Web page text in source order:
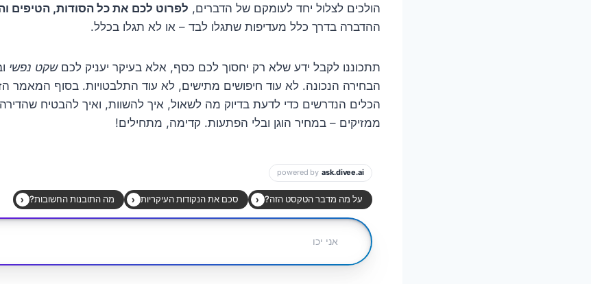
הולכים לצלול יחד לעומקם של הדברים, לפרוט לכם את כל הסודות, הטיפים
ההדברה בדרך כלל מעדיפות שתגלו לבד – או לא תגלו בכלל.
תתכוננו לקבל ידע שלא רק יחסוך לכם כסף, אלא בעיקר יעניק לכםשקט נפשי
הבחירה הנכונה. לא עוד חיפושים מתישים, לא עוד התלבטויות. בסוף המאמר
הכלים הנדרשים כדי לדעת בדיוק מה לשאול, איך להשוות, ואיך להבטיח
ממזיקים – במחיר הוגן ובלי הפתעות. קדימה, מתחילים!